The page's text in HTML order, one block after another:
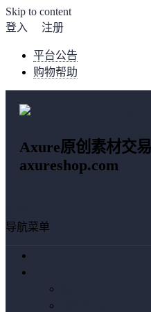
Skip to content
登入
注册
平台公告
购物帮助
Axure原创素材交
axureshop.com
导航菜单